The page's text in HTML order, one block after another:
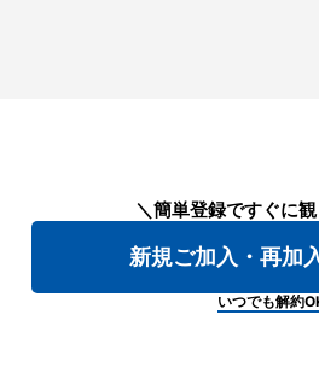
＼簡単登録ですぐに
新規ご加入・再加
いつでも解約